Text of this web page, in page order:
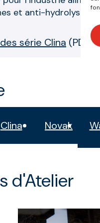
et anti-hydrolyse,
série Clina (PDF EN
Clina Novak
d'Atelier